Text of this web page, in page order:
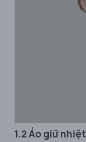
1.2 Áo giữ nhiệt